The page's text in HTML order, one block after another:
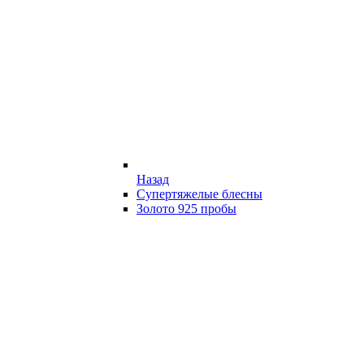
Назад
Супертяжелые блесны
Золото 925 пробы